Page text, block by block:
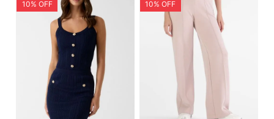
Agregar + Agregar +